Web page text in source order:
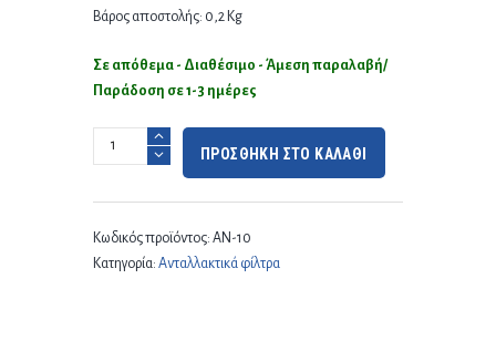
Βάρος αποστολής: 0,2 Kg
Σε απόθεμα - Διαθέσιμο - Άμεση παραλαβή/
Παράδοση σε 1-3 ημέρες
ΠΡΟΣΘΗΚΗ ΣΤΟ ΚΑΛΑΘΙ
Κωδικός προϊόντος: ΑΝ-10
Κατηγορία: Ανταλλακτικά φίλτρα